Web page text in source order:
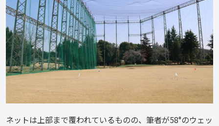
ネットは上部まで覆われているものの、筆者が58°のウェッ